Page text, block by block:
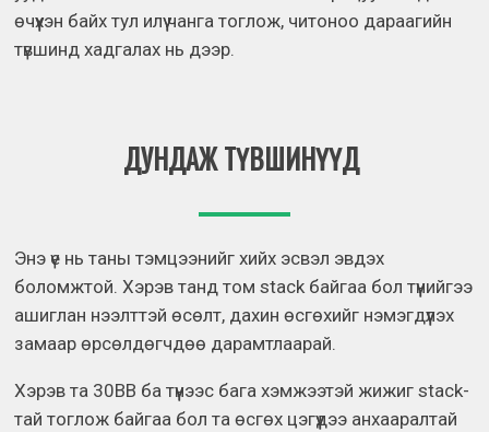
өчүүхэн байх тул илүү чанга тоглож, читоноо дараагийн
түвшинд хадгалах нь дээр.
ДУНДАЖ ТҮВШИНҮҮД
Энэ үе нь таны тэмцээнийг хийх эсвэл эвдэх
боломжтой. Хэрэв танд том stack байгаа бол түүнийгээ
ашиглан нээлттэй өсөлт, дахин өсгөхийг нэмэгдүүлэх
замаар өрсөлдөгчдөө дарамтлаарай.
Хэрэв та 30BB ба түүнээс бага хэмжээтэй жижиг stack-
тай тоглож байгаа бол та өсгөх цэгүүдээ анхааралтай